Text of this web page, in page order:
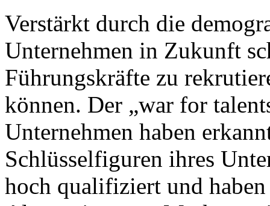
Verstärkt durch die
Unternehmen in Zukunft
Führungskräfte zu
können. Der „war for
Unternehmen haben
Schlüsselfiguren ihres
hoch qualifiziert und